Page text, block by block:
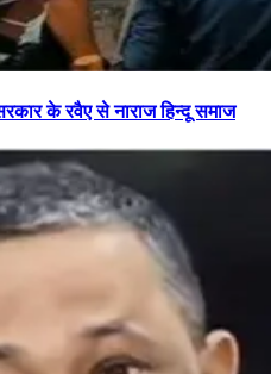
के रवैए से नाराज हिन्दू समाज